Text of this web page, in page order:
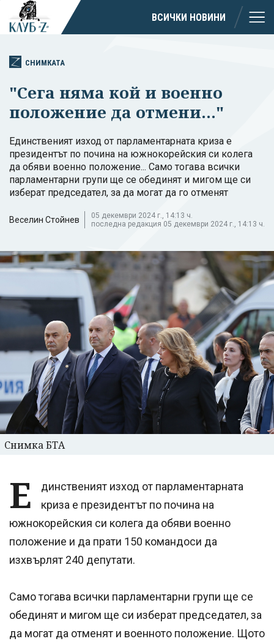
ВСИЧКИ НОВИНИ
СНИМКАТА
"Сега няма кой и военно
положение да отмени..."
Единственият изход от парламентарната криза е
президентът по почина на южнокорейския си колега
да обяви военно положение... Само тогава всички
парламентарни групи ще се обединят и мигом ще си
изберат председател, за да могат да го отменят
Веселин Стойнев
05 декември 2024 г., 14:13 ч.
последна редакция 05 декември 2024 г., 14:13 ч.
Снимка БТА
Е
динственият изход от парламентарната
криза е президентът по почина на
южнокорейския си колега да обяви военно
положение и да прати 150 командоси да
изхвърлят 240 депутати.
Само тогава всички парламентарни групи ще се
обединят и мигом ще си изберат председател, за
да могат да отменят и военното положение. Щото